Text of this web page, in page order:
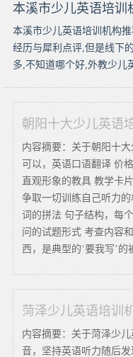
本溪市少儿英语培训
本溪市少儿英语培训机构
经历与犀利点评,但是线下
多,不知道哪个好,外教少儿
朝阳十大少儿英语
内容摘要：关于朝阳十
可以，英语口语翻译 价
直观形象的教具 教学卡
争取一切训练自己听力
词的拼法 句子结构，每
问的试题形式 考查内容
西，是典型的‘要我写’的
菏泽少儿英语培训
内容摘要：关于菏泽少
音，坚持英语听力随后